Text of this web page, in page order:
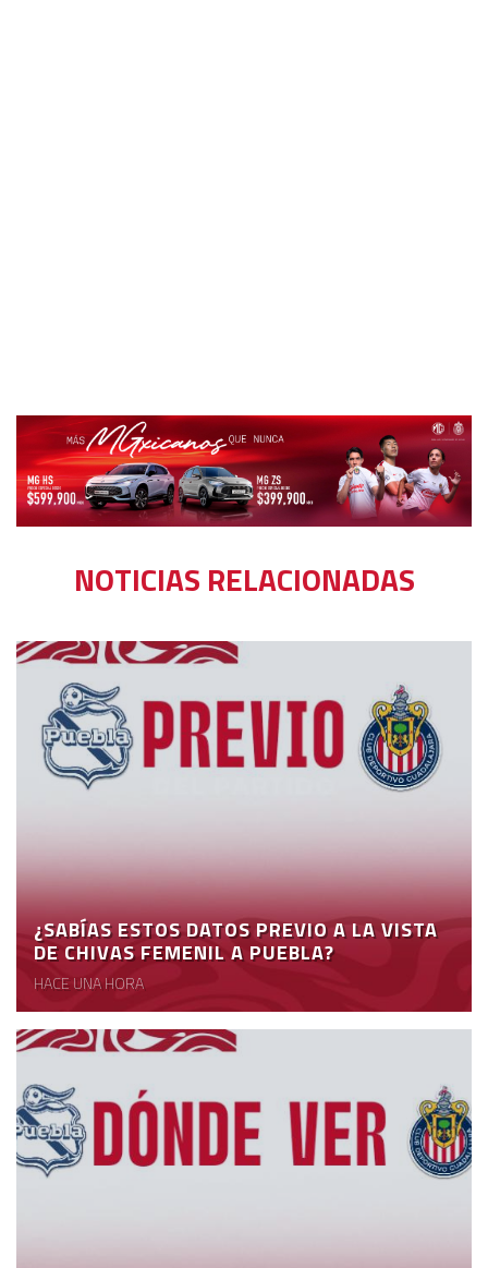
NOTICIAS RELACIONADAS
¿SABÍAS ESTOS DATOS PREVIO A LA VISTA
DE CHIVAS FEMENIL A PUEBLA?
HACE UNA HORA